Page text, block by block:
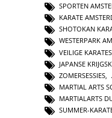
SPORTEN
KARATE
SHOTOKAN
WESTERPARK
VEILIGE
JAPANSE
ZOMERSESSIES
MARTIAL ARTS
MARTIALARTS
SUMMER-